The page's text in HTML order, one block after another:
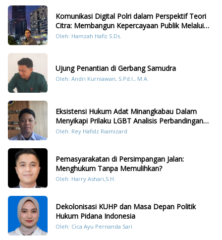
Komunikasi Digital Polri dalam Perspektif Teori
Citra: Membangun Kepercayaan Publik Melalui
Konten Humanis Kesiapsiagaan Bencana di
Oleh: Hamzah Hafiz S.Ds.
Ujung Penantian di Gerbang Samudra
Oleh: Andri Kurniawan, S.Pd.I., M.A.
Eksistensi Hukum Adat Minangkabau Dalam
Menyikapi Prilaku LGBT Analisis Perbandingan
Dengan Hukum Pidana
Oleh: Rey Hafidz Riamizard
Pemasyarakatan di Persimpangan Jalan:
Menghukum Tanpa Memulihkan?
Oleh: Harry Ashari,S.H.
Dekolonisasi KUHP dan Masa Depan Politik
Hukum Pidana Indonesia
Oleh: Cica Ayu Pernanda Sari